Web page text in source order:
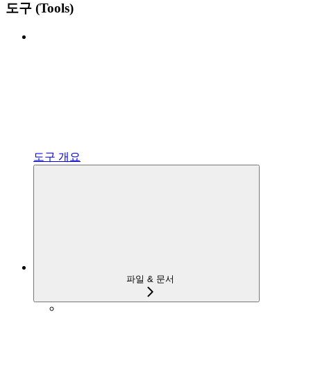
도구 (Tools)
도구 개요
파일 & 문서